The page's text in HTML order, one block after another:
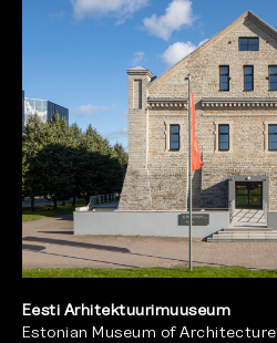
Eesti Arhitektuurimuuseum
Estonian Museum of Architecture